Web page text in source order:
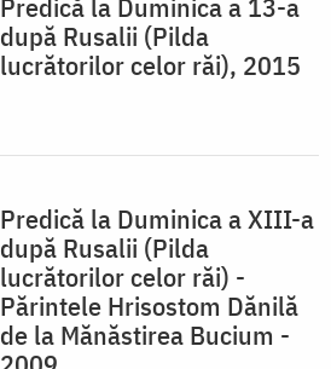
Predică la Duminica a 13-a
după Rusalii (Pilda
lucrătorilor celor răi), 2015
Predică la Duminica a XIII-a
după Rusalii (Pilda
lucrătorilor celor răi) -
Părintele Hrisostom Dănilă
de la Mănăstirea Bucium -